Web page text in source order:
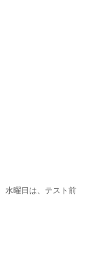
水曜日は、テスト前